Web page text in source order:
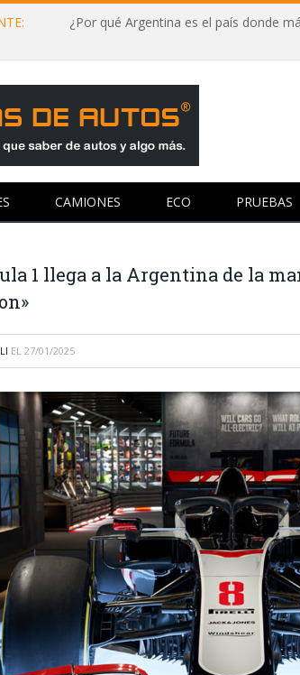
¿Por qué Argentina es el país donde
CAMIONES ECO PRUEBAS
1 llega a la Argentina de la
EL 27/01/2025